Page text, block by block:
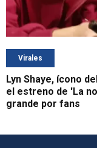
Virales
Lyn Shaye, ícono
el estreno de 'La
grande por fans